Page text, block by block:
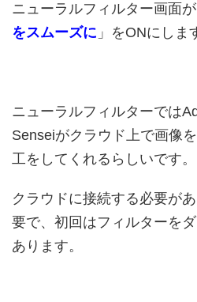
ニューラルフィルター画面
をスムーズに 」をONにしま
ニューラルフィルターでは
Senseiがクラウド上で画像
工をしてくれるらしいです。
クラウドに接続する必要が
要で、初回はフィルターを
あります。